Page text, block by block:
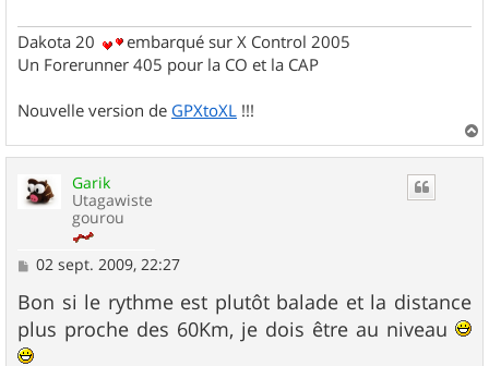
Dakota 20
embarqué sur X Control 2005
Un Forerunner 405 pour la CO et la CAP
Nouvelle version de GPXtoXL !!!
a
Garik
Utagawiste
gourou
M
s
s
a
g
02 sept. 2009, 22:27
Bon si le rythme est plutôt balade et la distance
plus proche des 60Km, je dois être au niveau